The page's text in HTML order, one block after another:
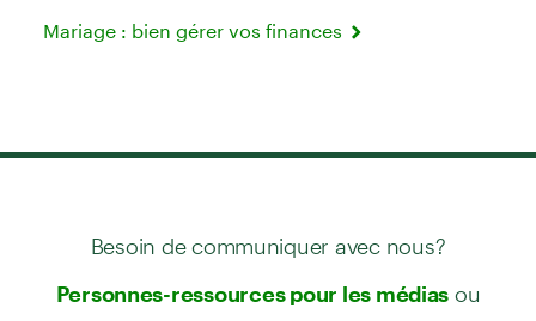
Mariage : bien gérer vos finances
Besoin de communiquer avec nous?
Personnes-ressources pour les médias ou